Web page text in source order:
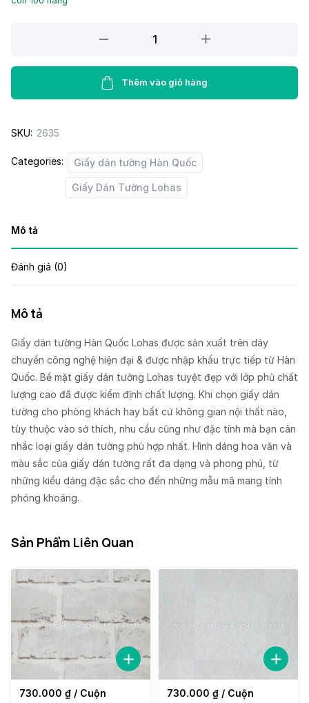
tường
87356-
quantity
Thêm vào giỏ hàng
SKU: 2635
Categories: Giấy dán tường Hàn Quốc
Giấy Dán Tường Lohas
Mô tả
Đánh giá (0)
Mô tả
Giấy dán tường Hàn Quốc Lohas được sản xuất trên dây
chuyền công nghệ hiện đại & được nhập khẩu trực tiếp từ Hàn
Quốc. Bề mặt giấy dán tường Lohas tuyệt đẹp với lớp phủ chất
lượng cao đã được kiểm định chất lượng. Khi chọn giấy dán
tường cho phòng khách hay bất cứ không gian nội thất nào,
tùy thuộc vào sở thích, nhu cầu cũng như đặc tính mà bạn cân
nhắc loại giấy dán tường phù hợp nhất. Hình dáng hoa văn và
màu sắc của giấy dán tường rất đa dạng và phong phú, từ
những kiểu dáng đặc sắc cho đến những mẫu mã mang tính
phóng khoáng.
Sản Phẩm Liên Quan
730.000 ₫ / Cuộn
730.000 ₫ / Cuộn